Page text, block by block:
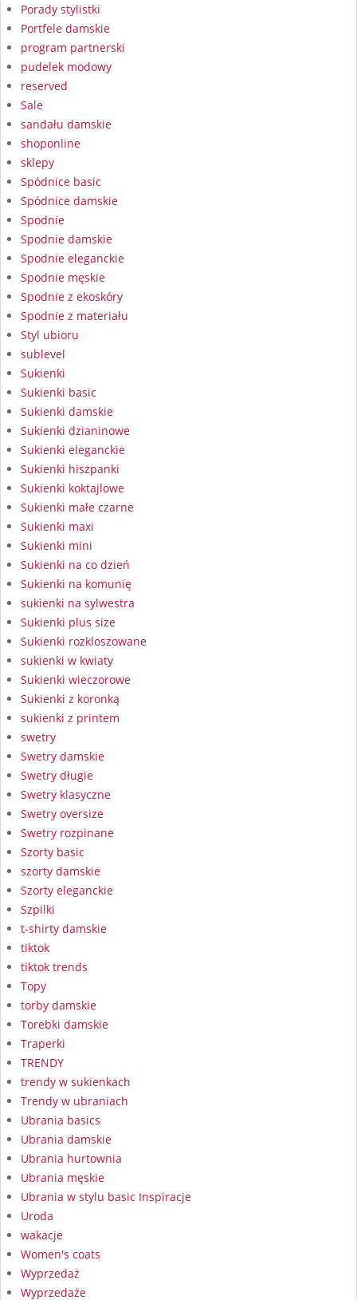
Porady stylistki
Portfele damskie
program partnerski
pudelek modowy
reserved
Sale
sandału damskie
shoponline
sklepy
Spódnice basic
Spódnice damskie
Spodnie
Spodnie damskie
Spodnie eleganckie
Spodnie męskie
Spodnie z ekoskóry
Spodnie z materiału
Styl ubioru
sublevel
Sukienki
Sukienki basic
Sukienki damskie
Sukienki dzianinowe
Sukienki eleganckie
Sukienki hiszpanki
Sukienki koktajlowe
Sukienki małe czarne
Sukienki maxi
Sukienki mini
Sukienki na co dzień
Sukienki na komunię
sukienki na sylwestra
Sukienki plus size
Sukienki rozkloszowane
sukienki w kwiaty
Sukienki wieczorowe
Sukienki z koronką
sukienki z printem
swetry
Swetry damskie
Swetry długie
Swetry klasyczne
Swetry oversize
Swetry rozpinane
Szorty basic
szorty damskie
Szorty eleganckie
Szpilki
t-shirty damskie
tiktok
tiktok trends
Topy
torby damskie
Torebki damskie
Traperki
TRENDY
trendy w sukienkach
Trendy w ubraniach
Ubrania basics
Ubrania damskie
Ubrania hurtownia
Ubrania męskie
Ubrania w stylu basic Inspiracje
Uroda
wakacje
Women's coats
Wyprzedaż
Wyprzedaże